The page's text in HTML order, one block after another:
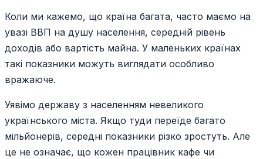
Коли ми кажемо, що країна багата, часто маємо на
увазі ВВП на душу населення, середній рівень
доходів або вартість майна. У маленьких країнах
такі показники можуть виглядати особливо
вражаюче.
Уявімо державу з населенням невеликого
українського міста. Якщо туди переїде багато
мільйонерів, середні показники різко зростуть. Але
це не означає, що кожен працівник кафе чи